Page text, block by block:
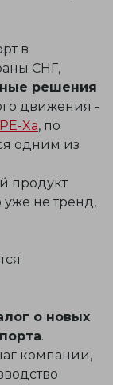
в
СНГ,
решения
движения -
Xa, по
одним из
продукт
не тренд,
о новых
.
компании,